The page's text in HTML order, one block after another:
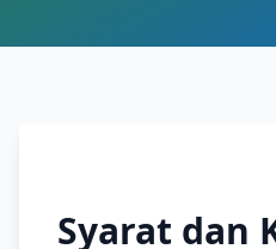
Syarat dan